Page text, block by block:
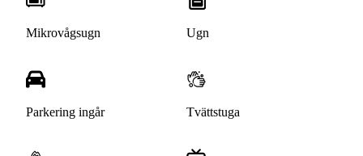
Mikrovågsugn Ugn
Parkering ingår Tvättstuga